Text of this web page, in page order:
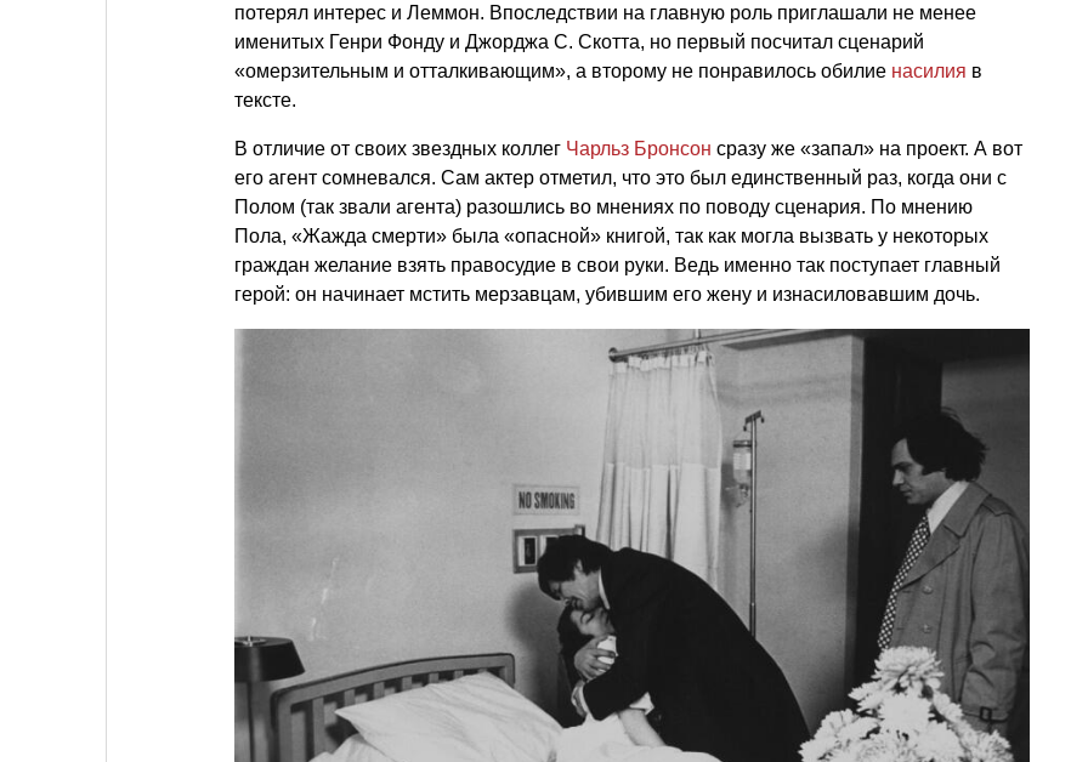
потерял интерес и Леммон. Впоследствии на главную роль приглашали не менее
именитых Генри Фонду и Джорджа С. Скотта, но первый посчитал сценарий
«омерзительным и отталкивающим», а второму не понравилось обилие насилия в
тексте.
В отличие от своих звездных коллег Чарльз Бронсон сразу же «запал» на проект. А вот
его агент сомневался. Сам актер отметил, что это был единственный раз, когда они с
Полом (так звали агента) разошлись во мнениях по поводу сценария. По мнению
Пола, «Жажда смерти» была «опасной» книгой, так как могла вызвать у некоторых
граждан желание взять правосудие в свои руки. Ведь именно так поступает главный
герой: он начинает мстить мерзавцам, убившим его жену и изнасиловавшим дочь.